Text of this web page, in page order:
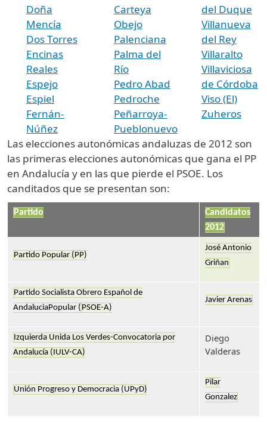
Doña
Mencía
Dos Torres
Encinas
Reales
Espejo
Espiel
Fernán-
Núñez
Carteya
Obejo
Palenciana
Palma del
Río
Pedro Abad
Pedroche
Peñarroya-
Pueblonuevo
del Duque
Villanueva
del Rey
Villaralto
Villaviciosa
de Córdoba
Viso (El)
Zuheros
Las elecciones autonómicas andaluzas de 2012 son
las primeras elecciones autonómicas que gana el PP
en Andalucía y en las que pierde el PSOE. Los
canditados que se presentan son:
Partido
Candidatos
2012
Partido Popular (PP)
José Antonio
Griñan
Partido Socialista Obrero Español de
AndaluciaPopular ( PSOE-A)
Javier Arenas
Izquierda Unida Los Verdes-Convocatoria por
Andalucía (IULV-CA)
Diego
Valderas
Unión Progreso y Democracia (UPyD)
Pilar
Gonzalez